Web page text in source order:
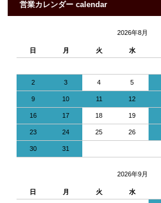
営業カレンダー calendar
2026年8月
日 月 火 水
2 3 4 5
9 10 11 12
16 17 18 19
23 24 25 26
30 31
2026年9月
日 月 火 水